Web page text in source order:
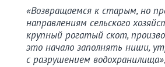
«Возвращаемся к старым, но
направлениям сельского
крупный рогатый скот,
это начало заполнять ниши,
с разрушением водохранилища»